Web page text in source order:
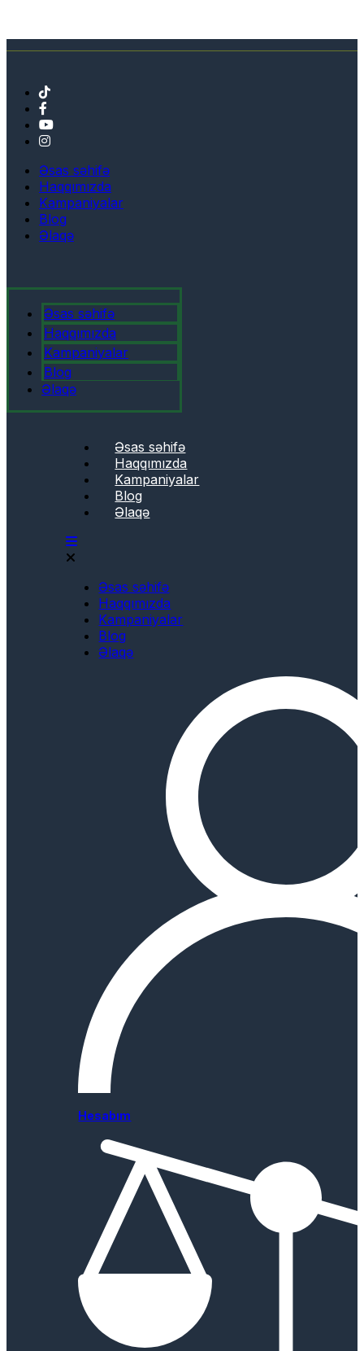
Əsas səhifə
Haqqımızda
Kampaniyalar
Blog
Əlaqə
Əsas səhifə
Haqqımızda
Kampaniyalar
Blog
Əlaqə
Əsas səhifə
Haqqımızda
Kampaniyalar
Blog
Əlaqə
Əsas səhifə
Haqqımızda
Kampaniyalar
Blog
Əlaqə
Hesabım